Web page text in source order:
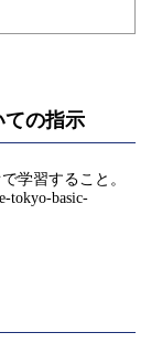
ての指示
学習すること。
tokyo-basic-